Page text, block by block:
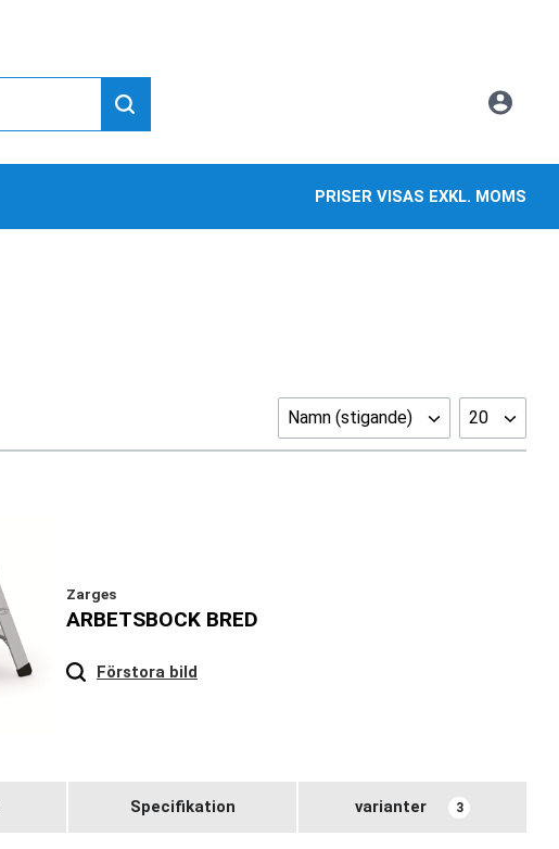
PRISER VISAS EXKL. MOMS
Namn (stigande) 20
Zarges
ARBETSBOCK BRED
Förstora bild
Specifikation varianter 3